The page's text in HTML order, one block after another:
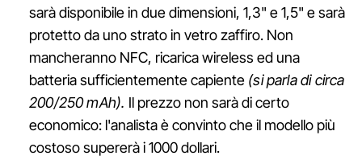
sarà disponibile in due dimensioni, 1,3" e 1,5" e sarà
protetto da uno strato in vetro zaffiro. Non
mancheranno NFC, ricarica wireless ed una
batteria sufficientemente capiente (si parla di circa
200/250 mAh). Il prezzo non sarà di certo
economico: l'analista è convinto che il modello più
costoso supererà i 1000 dollari.